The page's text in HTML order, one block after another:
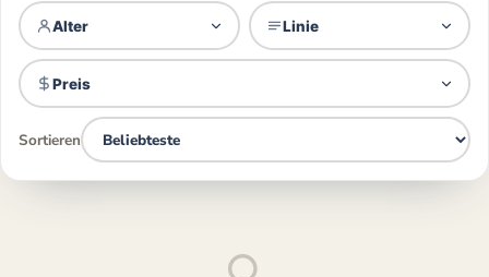
Alter Linie
Preis
Sortieren